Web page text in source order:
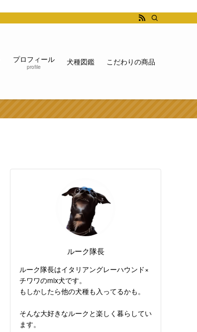
プロフィール
profile
犬種図鑑 こだわりの商品
ルーク隊長
ルーク隊長はイタリアングレーハウンド×
チワワのmix犬です。
もしかしたら他の犬種も入ってるかも。
そんな大好きなルークと楽しく暮らしてい
ます。